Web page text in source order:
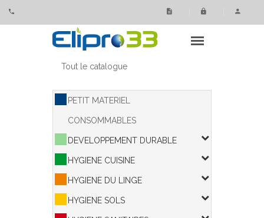
Tout le catalogue
PETIT MATERIEL
CONSOMMABLES
DEVELOPPEMENT DURABLE
HYGIENE CUISINE
HYGIENE DU LINGE
HYGIENE SOLS
Panneau de gestion des cookies